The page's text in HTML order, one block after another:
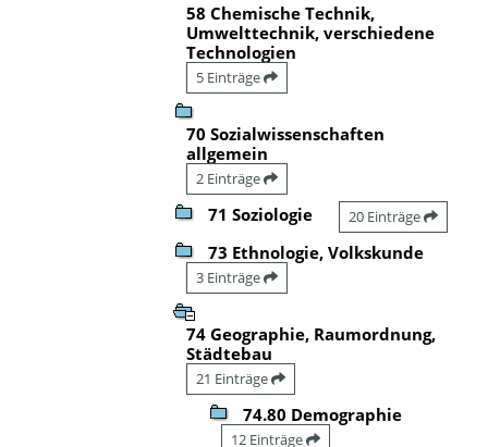
58 Chemische Technik,
Umwelttechnik, verschiedene
Technologien
5 Einträge
70 Sozialwissenschaften
allgemein
2 Einträge
71 Soziologie 20 Einträge
73 Ethnologie, Volkskunde
3 Einträge
74 Geographie, Raumordnung,
Städtebau
21 Einträge
74.80 Demographie
12 Einträge